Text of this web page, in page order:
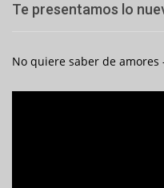
Te presentamos lo
No quiere saber de amores